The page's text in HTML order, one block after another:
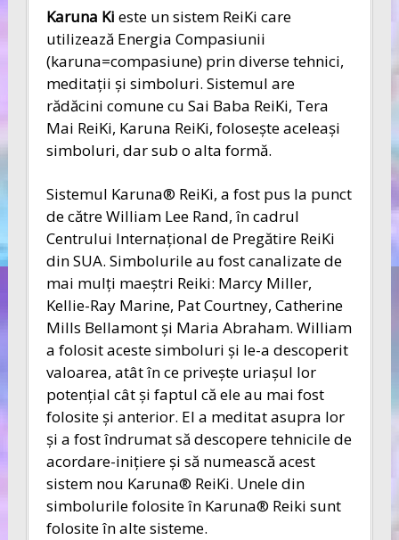
Karuna Ki este un sistem ReiKi care
utilizează Energia Compasiunii
(karuna=compasiune) prin diverse tehnici,
meditaţii şi simboluri. Sistemul are
rădăcini comune cu Sai Baba ReiKi, Tera
Mai ReiKi, Karuna ReiKi, foloseşte aceleaşi
simboluri, dar sub o alta formă.
Sistemul Karuna® ReiKi, a fost pus la punct
de către William Lee Rand, în cadrul
Centrului Internaţional de Pregătire ReiKi
din SUA. Simbolurile au fost canalizate de
mai mulţi maeştri Reiki: Marcy Miller,
Kellie-Ray Marine, Pat Courtney, Catherine
Mills Bellamont şi Maria Abraham. William
a folosit aceste simboluri şi le-a descoperit
valoarea, atât în ce priveşte uriaşul lor
potenţial cât şi faptul că ele au mai fost
folosite şi anterior. El a meditat asupra lor
şi a fost îndrumat să descopere tehnicile de
acordare-iniţiere şi să numească acest
sistem nou Karuna® ReiKi. Unele din
simbolurile folosite în Karuna® Reiki sunt
folosite în alte sisteme.